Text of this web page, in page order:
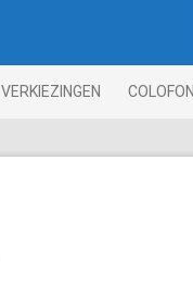
VERKIEZINGEN COLOFON